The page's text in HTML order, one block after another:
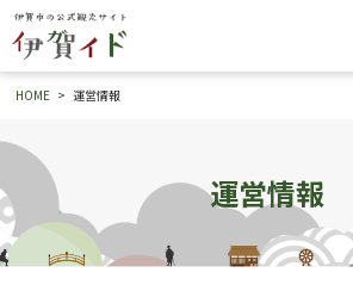
HOME 運営情報
運営情報